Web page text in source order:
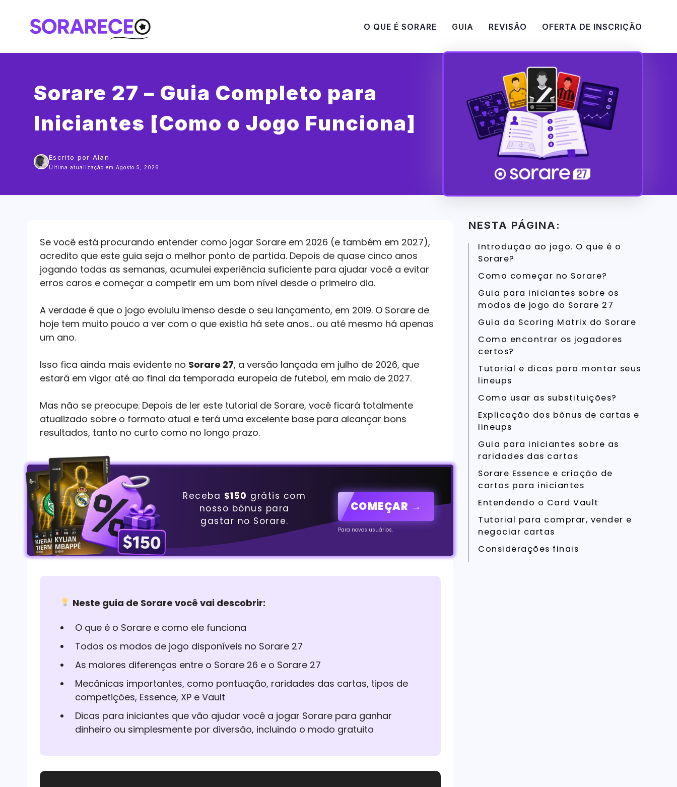
O QUE É SORARE GUIA REVISÃO OFERTA DE INSCRIÇÃO
Sorare 27 – Guia Completo para
Iniciantes [Como o Jogo Funciona]
Escrito por Alan
Última atualização em:Agosto 5, 2026
Se você está procurando entender como jogar Sorare em 2026 (e também em 2027),
acredito que este guia seja o melhor ponto de partida. Depois de quase cinco anos
jogando todas as semanas, acumulei experiência suficiente para ajudar você a evitar
erros caros e começar a competir em um bom nível desde o primeiro dia.
A verdade é que o jogo evoluiu imenso desde o seu lançamento, em 2019. O Sorare de
hoje tem muito pouco a ver com o que existia há sete anos… ou até mesmo há apenas
um ano.
Isso fica ainda mais evidente no Sorare 27, a versão lançada em julho de 2026, que
estará em vigor até ao final da temporada europeia de futebol, em maio de 2027.
Mas não se preocupe. Depois de ler este tutorial de Sorare, você ficará totalmente
atualizado sobre o formato atual e terá uma excelente base para alcançar bons
resultados, tanto no curto como no longo prazo.
Receba $150 grátis com
nosso bônus para
gastar no Sorare.
COMEÇAR →
Para novos usuários.
Neste guia de Sorare você vai descobrir:
O que é o Sorare e como ele funciona
Todos os modos de jogo disponíveis no Sorare 27
As maiores diferenças entre o Sorare 26 e o Sorare 27
Mecânicas importantes, como pontuação, raridades das cartas, tipos de
competições, Essence, XP e Vault
Dicas para iniciantes que vão ajudar você a jogar Sorare para ganhar
dinheiro ou simplesmente por diversão, incluindo o modo gratuito
NESTA PÁGINA:
Introdução ao jogo. O que é o
Sorare?
Como começar no Sorare?
Guia para iniciantes sobre os
modos de jogo do Sorare 27
Guia da Scoring Matrix do Sorare
Como encontrar os jogadores
certos?
Tutorial e dicas para montar seus
lineups
Como usar as substituições?
Explicação dos bônus de cartas e
lineups
Guia para iniciantes sobre as
raridades das cartas
Sorare Essence e criação de
cartas para iniciantes
Entendendo o Card Vault
Tutorial para comprar, vender e
negociar cartas
Considerações finais